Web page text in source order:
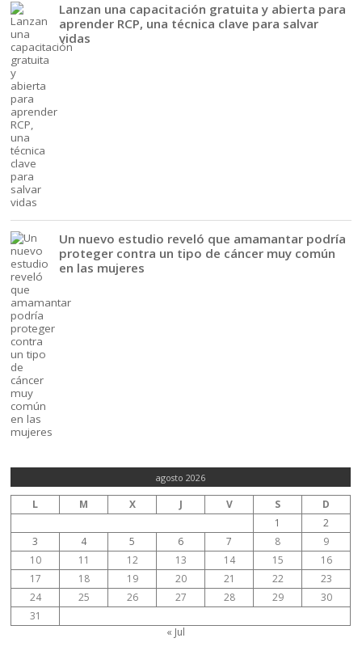
Lanzan una capacitación gratuita y abierta para
aprender RCP, una técnica clave para salvar
vidas
Un nuevo estudio reveló que amamantar podría
proteger contra un tipo de cáncer muy común
en las mujeres
agosto 2026
L M X J V S
D
1
2
3
4 5 6 7 8
9
10
11 12 13 14 15
16
17
18 19 20 21 22
23
24
25 26 27 28 29
30
31
« Jul